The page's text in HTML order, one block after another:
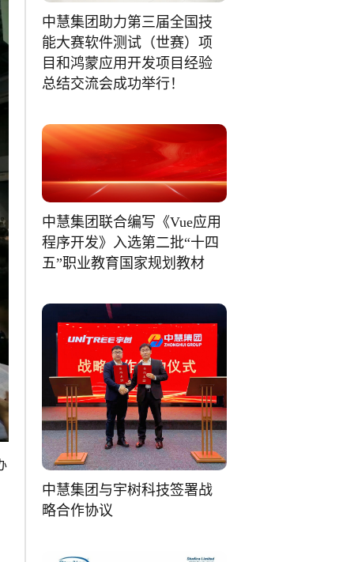
中慧集团助力第三届全国技
能大赛软件测试（世赛）项
目和鸿蒙应用开发项目经验
总结交流会成功举行！
中慧集团联合编写《Vue应用
程序开发》入选第二批“十四
五”职业教育国家规划教材
中慧集团与宇树科技签署战
略合作协议